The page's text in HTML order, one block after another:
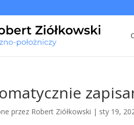
przez Robert Ziółkowski | sty 19,